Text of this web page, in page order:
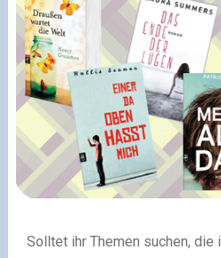
Solltet ihr Themen suchen, die